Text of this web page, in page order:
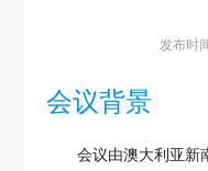
发布时
会议背景
会议由澳大利亚新